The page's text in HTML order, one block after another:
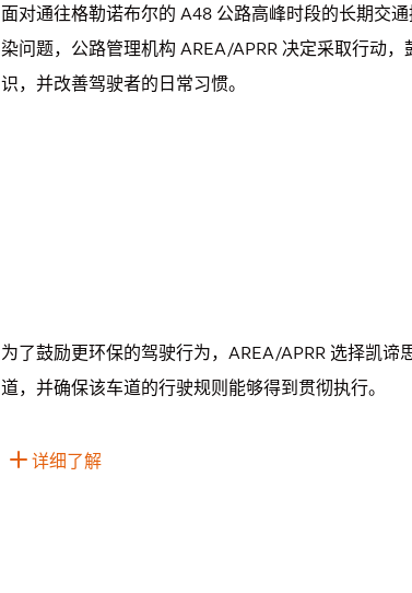
面对通往格勒诺布尔的 A48 公路高峰时段的长期交
染问题，公路管理机构 AREA/APRR 决定采取行动
识，并改善驾驶者的日常习惯。
为了鼓励更环保的驾驶行为，AREA/APRR 选择凯谛
道，并确保该车道的行驶规则能够得到贯彻执行。
详细了解